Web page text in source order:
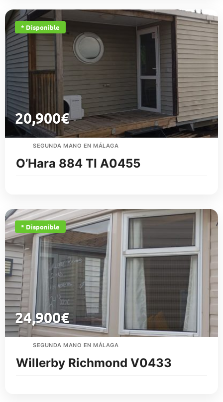
* Disponible
20,900€
SEGUNDA MANO EN MÁLAGA
O’Hara 884 TI A0455
* Disponible
24,900€
SEGUNDA MANO EN MÁLAGA
Willerby Richmond V0433